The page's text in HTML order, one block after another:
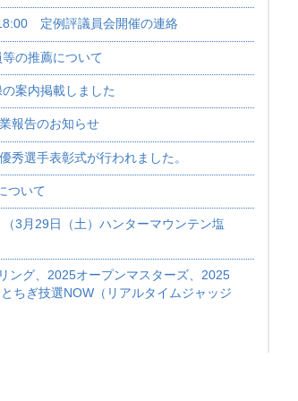
定例評議員会開催の連絡
の推薦について
案内掲載しました
報告のお知らせ
選手表彰式が行われました。
ついて
3月29日（土）ハンターマウンテン塩
ング、2025オープンマスターズ、2025
ちぎ技選NOW（リアルタイムジャッジ